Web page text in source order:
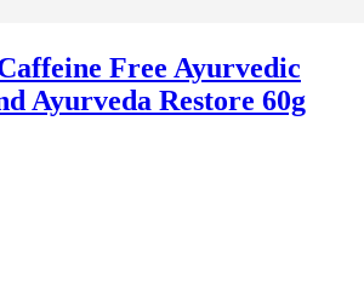
Free Ayurvedic
Ayurveda Restore 60g